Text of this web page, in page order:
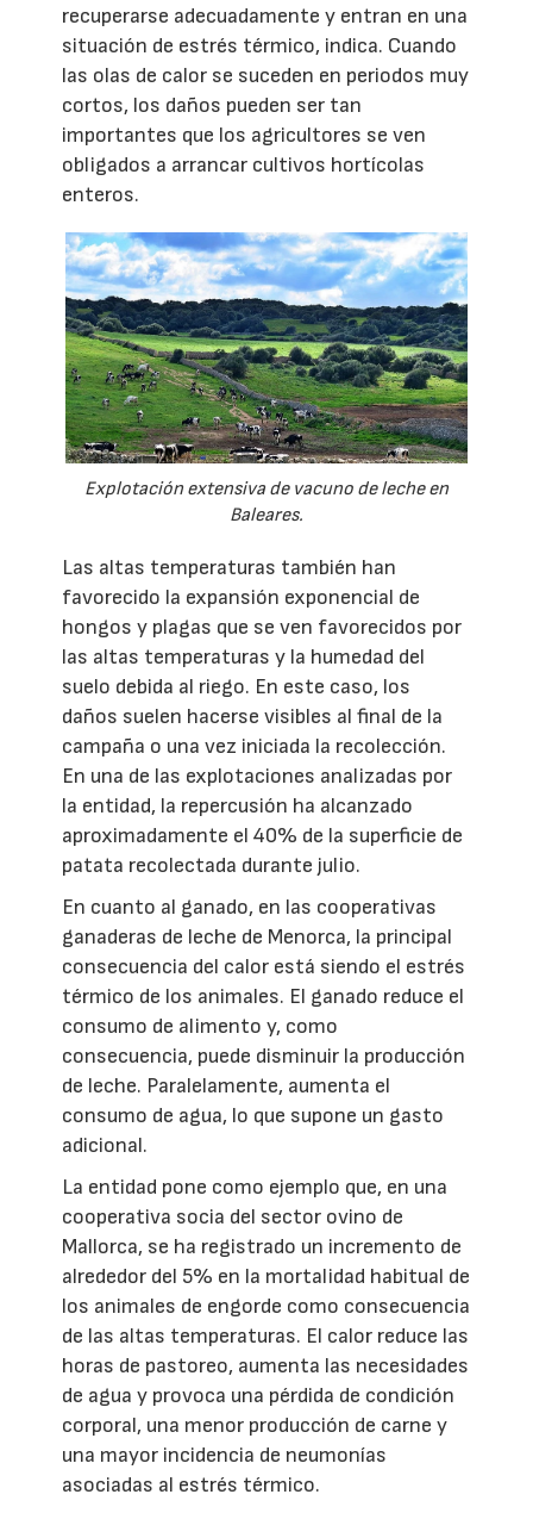
recuperarse adecuadamente y entran en una
situación de estrés térmico, indica. Cuando
las olas de calor se suceden en periodos muy
cortos, los daños pueden ser tan
importantes que los agricultores se ven
obligados a arrancar cultivos hortícolas
enteros.
Explotación extensiva de vacuno de leche en
Baleares.
Las altas temperaturas también han
favorecido la expansión exponencial de
hongos y plagas que se ven favorecidos por
las altas temperaturas y la humedad del
suelo debida al riego. En este caso, los
daños suelen hacerse visibles al final de la
campaña o una vez iniciada la recolección.
En una de las explotaciones analizadas por
la entidad, la repercusión ha alcanzado
aproximadamente el 40% de la superficie de
patata recolectada durante julio.
En cuanto al ganado, en las cooperativas
ganaderas de leche de Menorca, la principal
consecuencia del calor está siendo el estrés
térmico de los animales. El ganado reduce el
consumo de alimento y, como
consecuencia, puede disminuir la producción
de leche. Paralelamente, aumenta el
consumo de agua, lo que supone un gasto
adicional.
La entidad pone como ejemplo que, en una
cooperativa socia del sector ovino de
Mallorca, se ha registrado un incremento de
alrededor del 5% en la mortalidad habitual de
los animales de engorde como consecuencia
de las altas temperaturas. El calor reduce las
horas de pastoreo, aumenta las necesidades
de agua y provoca una pérdida de condición
corporal, una menor producción de carne y
una mayor incidencia de neumonías
asociadas al estrés térmico.